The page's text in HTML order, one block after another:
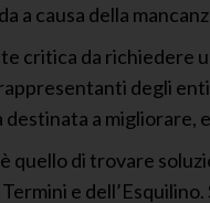
a causa della
critica da richiedere
degli
a migliorare,
quello di trovare
e